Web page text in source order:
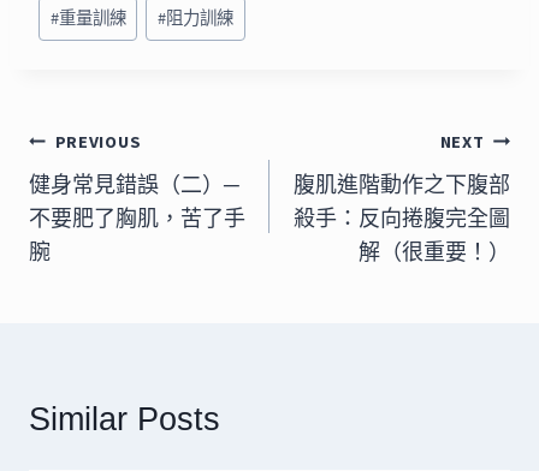
#重量訓練 #阻力訓練
文
章
導
覽
PREVIOUS
健身常見錯誤（二）─
不要肥了胸肌，苦了手
腕
NEXT
腹肌進階動作之下腹部
殺手：反向捲腹完全圖
解（很重要！）
Similar Posts